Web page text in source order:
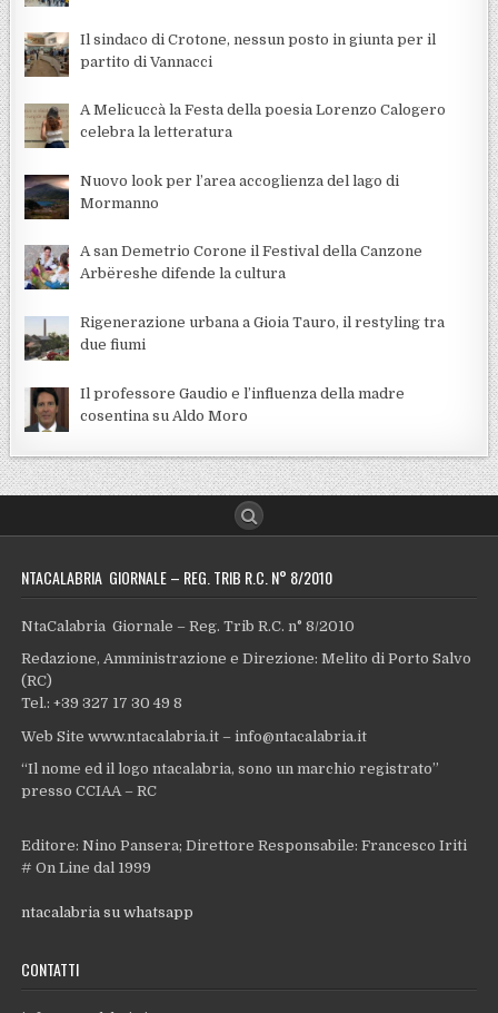
Il sindaco di Crotone, nessun posto in giunta per il
partito di Vannacci
A Melicuccà la Festa della poesia Lorenzo Calogero
celebra la letteratura
Nuovo look per l’area accoglienza del lago di
Mormanno
A san Demetrio Corone il Festival della Canzone
Arbëreshe difende la cultura
Rigenerazione urbana a Gioia Tauro, il restyling tra
due fiumi
Il professore Gaudio e l’influenza della madre
cosentina su Aldo Moro
NTACALABRIA GIORNALE – REG. TRIB R.C. N° 8/2010
NtaCalabria Giornale – Reg. Trib R.C. n° 8/2010
Redazione, Amministrazione e Direzione: Melito di Porto Salvo
(RC)
Tel.: +39 327 17 30 49 8
Web Site www.ntacalabria.it – info@ntacalabria.it
“Il nome ed il logo ntacalabria, sono un marchio registrato”
presso CCIAA – RC
Editore: Nino Pansera; Direttore Responsabile: Francesco Iriti
# On Line dal 1999
ntacalabria su whatsapp
CONTATTI